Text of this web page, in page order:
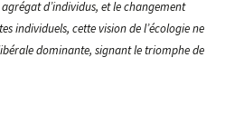
d’individus, et le changement
individuels, cette vision de l’écologie ne
dominante, signant le triomphe de